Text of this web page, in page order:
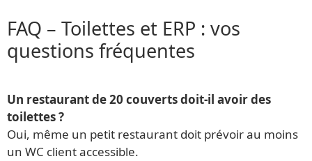
FAQ – Toilettes et ERP : vos
questions fréquentes
Un restaurant de 20 couverts doit-il avoir des
toilettes ?
Oui, même un petit restaurant doit prévoir au moins
un WC client accessible.